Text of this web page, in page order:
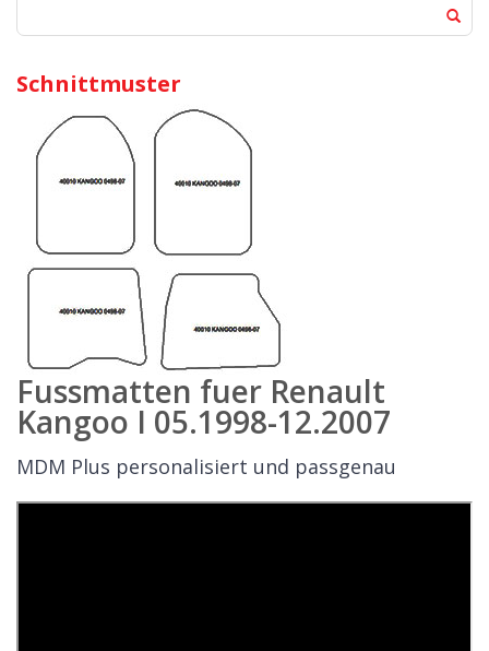
Schnittmuster
Fussmatten fuer Renault
Kangoo I 05.1998-12.2007
MDM Plus personalisiert und passgenau